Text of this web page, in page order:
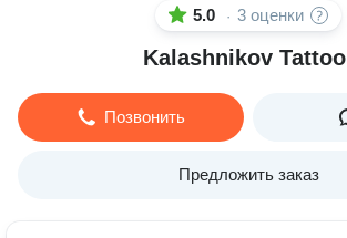
5.0 · 3 оценки
Kalashnikov Tattoo
Позвонить
Предложить заказ